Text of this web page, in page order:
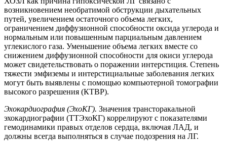
возникновением необратимой обструкции дыхательных
путей, увеличением остаточного объема легких,
ограничением диффузионной способности оксида углерода и
нормальным или повышенным парциальным давлением
углекислого газа. Уменьшение объема легких вместе со
снижением диффузионной способности для окиси углерода
может свидетельствовать о поражении интерстиция. Степень
тяжести эмфиземы и интерстициальные заболевания легких
могут быть выявлены с помощью компьютерной томографии
высокого разрешения (КТВР).
Эхокардиография (ЭхоКГ). Значения трансторакальной
эхокардиографии (ТТЭхоКГ) коррелируют с показателями
гемодинамики правых отделов сердца, включая ЛАД, и
должны всегда выполняться в случае подозрения на ЛГ.